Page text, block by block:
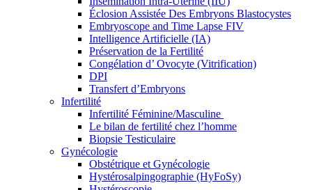
Éclosion Assistée Des Embryons Blastocystes
Embryoscope and Time Lapse FIV
Intelligence Artificielle (IA)
Préservation de la Fertilité
Congélation d’ Ovocyte (Vitrification)
DPI
Transfert d’Embryons
Infertilité
Infertilité Féminine/Masculine
Le bilan de fertilité chez l’homme
Biopsie Testiculaire
Gynécologie
Obstétrique et Gynécologie
Hystérosalpingographie (HyFoSy)